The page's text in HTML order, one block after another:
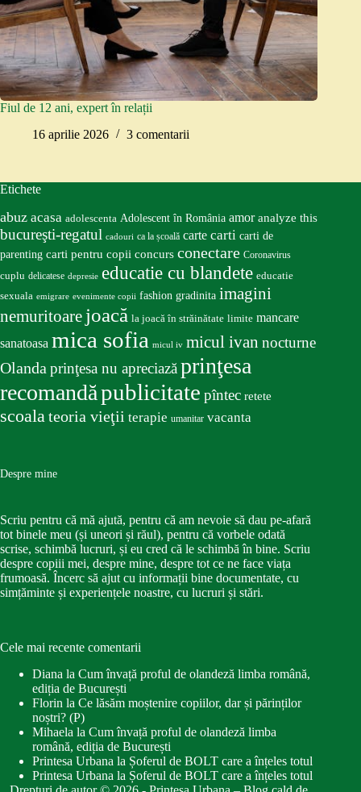
Fiul de 12 ani, expert în relații
16 aprilie 2026
3 comentarii
Etichete
abuz acasa adolescenta Adolescent în România amor analyze this
bucureşti-regatul cadouri ca la școală carte carti carti de
parenting carti pentru copii concurs conectare Coronavirus
cuplu delicatese depresie educatie cu blandete educatie
sexuala emigrare evenimente copii fashion gradinita imagini
nemuritoare joacă la joacă în străinătate limite mancare
sanatoasa mica sofia micul iv micul ivan nocturne
Olandaprinţesa nu apreciazăprinţesa
recomandăpublicitate pîntec retete
scoalateoria vieţii terapie umanitar vacanta
Despre mine
Scriu pentru că mă ajută, pentru că am nevoie să dau pe-afară
tot binele meu (și uneori și răul), pentru că vorbele odată
scrise, schimbă lucruri, și eu cred că le schimbă în bine. Scriu
despre copiii mei, despre mine, despre tot ce ne face viața
frumoasă. Încerc să ajut cu informații bine documentate, cu
simțăminte și experiențele noastre, cu lucruri și stări.
Cele mai recente comentarii
Diana la Cum învață proful de olandeză limba română,
ediția de București
Florin la Ce lăsăm moștenire copiilor, dar și părinților
noștri? (P)
Mihaela la Cum învață proful de olandeză limba
română, ediția de București
Printesa Urbana la Șoferul de BOLT care a înțeles totul
Printesa Urbana la Șoferul de BOLT care a înțeles totul